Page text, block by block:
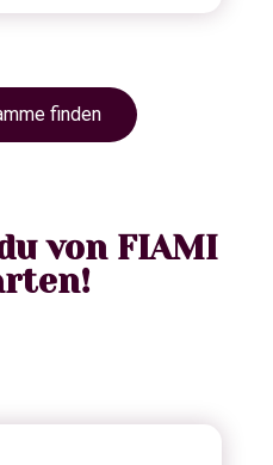
finden
von FIAMI